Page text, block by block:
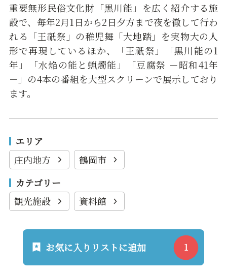
重要無形民俗文化財「黒川能」を広く紹介する施
設で、毎年2月1日から2日夕方まで夜を徹して行わ
れる「王祇祭」の稚児舞「大地踏」を実物大の人
形で再現しているほか、「王祇祭」「黒川能の1
年」「水焔の能と蝋燭能」「豆腐祭 －昭和41年
－」の4本の番組を大型スクリーンで展示しており
ます。
エリア
庄内地方
鶴岡市
カテゴリー
観光施設
資料館
お気に入りリストに追加